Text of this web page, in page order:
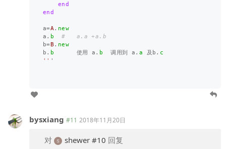
end
end
a=A . new
a . b
#   a.a +a.b
b=B . new
b . b 使用 a . b 调用到 a . a 及b . c
'' '
bysxiang #11 2018年11月20日
对 shewer #10 回复